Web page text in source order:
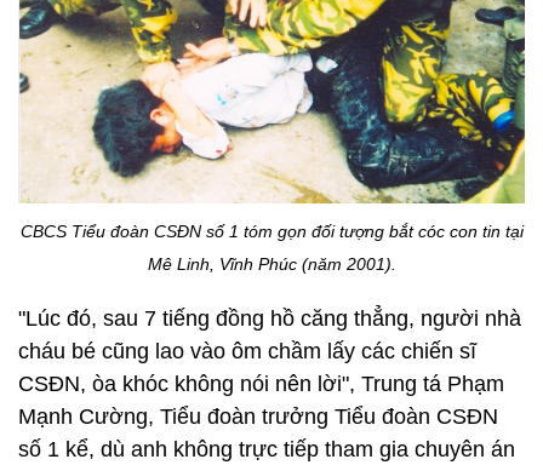
CBCS Tiểu đoàn CSĐN số 1 tóm gọn đối tượng bắt cóc con tin tại
Mê Linh, Vĩnh Phúc (năm 2001).
"Lúc đó, sau 7 tiếng đồng hồ căng thẳng, người nhà
cháu bé cũng lao vào ôm chầm lấy các chiến sĩ
CSĐN, òa khóc không nói nên lời", Trung tá Phạm
Mạnh Cường, Tiểu đoàn trưởng Tiểu đoàn CSĐN
số 1 kể, dù anh không trực tiếp tham gia chuyên án